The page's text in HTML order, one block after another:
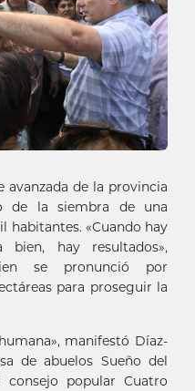
avanzada de la provincia
de la siembra de una
habitantes. «Cuando hay
bien, hay resultados»,
se pronunció por
para proseguir la
manifestó Díaz-
de abuelos Sueño del
consejo popular Cuatro